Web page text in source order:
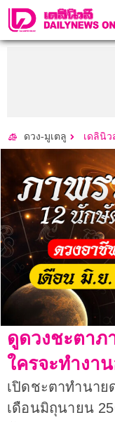
ดวง-มูเตลู เดลินิ
ดูดวงชะตาภ
ใครจะทำงา
เปิดชะตาทำนาย
เดือนมิถุนายน